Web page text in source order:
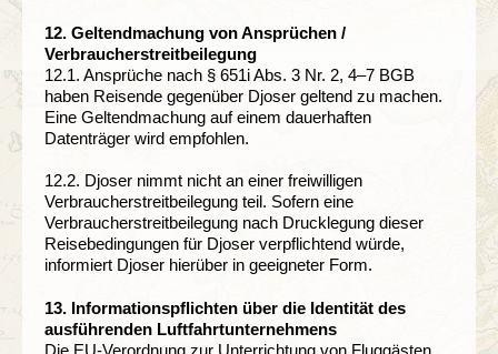
12. Geltendmachung von Ansprüchen /
Verbraucherstreitbeilegung
12.1. Ansprüche nach § 651i Abs. 3 Nr. 2, 4–7 BGB
haben Reisende gegenüber Djoser geltend zu machen.
Eine Geltendmachung auf einem dauerhaften
Datenträger wird empfohlen.
12.2. Djoser nimmt nicht an einer freiwilligen
Verbraucherstreitbeilegung teil. Sofern eine
Verbraucherstreitbeilegung nach Drucklegung dieser
Reisebedingungen für Djoser verpflichtend würde,
informiert Djoser hierüber in geeigneter Form.
13. Informationspflichten über die Identität des
ausführenden Luftfahrtunternehmens
Die EU-Verordnung zur Unterrichtung von Fluggästen